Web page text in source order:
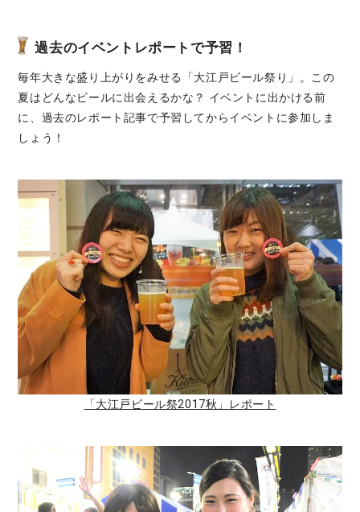
過去のイベントレポートで予習！
毎年大きな盛り上がりをみせる「大江戸ビール祭り」。この
夏はどんなビールに出会えるかな？ イベントに出かける前
に、過去のレポート記事で予習してからイベントに参加しま
しょう！
「大江戸ビール祭2017秋」レポート